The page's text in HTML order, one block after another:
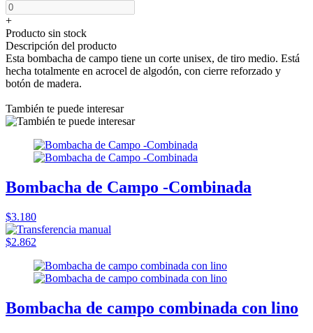
+
Producto sin stock
Descripción del producto
Esta bombacha de campo tiene un corte unisex, de tiro medio. Está
hecha totalmente en acrocel de algodón, con cierre reforzado y
botón de madera.
También te puede interesar
Bombacha de Campo -Combinada
$3.180
$2.862
Bombacha de campo combinada con lino